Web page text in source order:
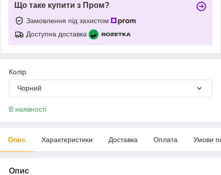
Що таке купити з Пром?
Замовлення під захистом
Доступна доставка
Колір
Чорний
В наявності
Опис Характеристики Доставка Оплата Умови
Опис